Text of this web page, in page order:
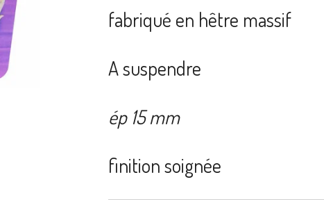
fabriqué en hêtre massif
A suspendre
ép 15 mm
finition soignée